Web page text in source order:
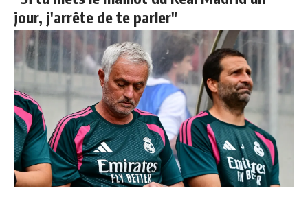
jour, j'arrête de te parler"